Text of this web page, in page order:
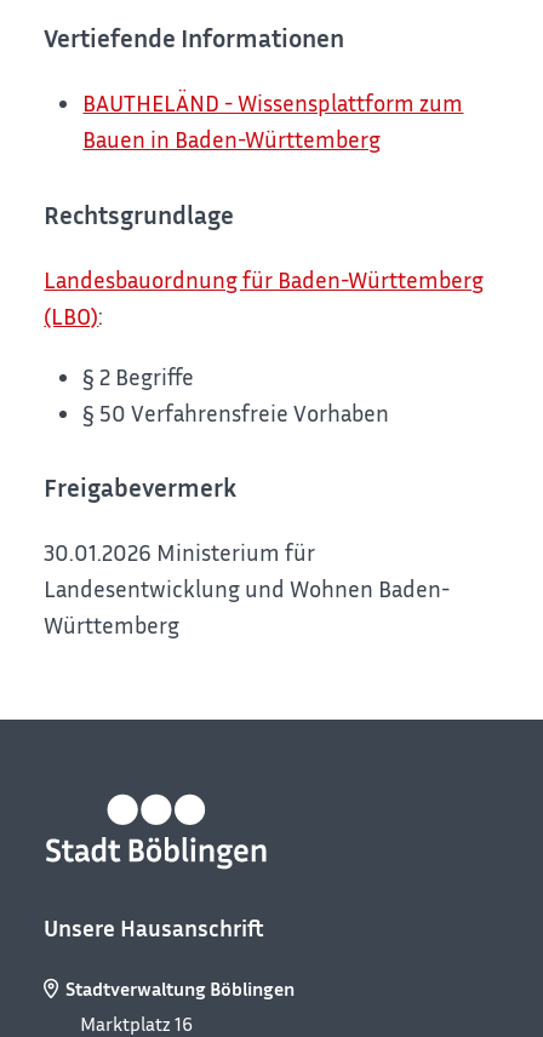
Vertiefende Informationen
BAUTHELÄND - Wissensplattform zum
Bauen in Baden-Württemberg
Rechtsgrundlage
Landesbauordnung für Baden-Württemberg
(LBO):
§ 2 Begriffe
§ 50 Verfahrensfreie Vorhaben
Freigabevermerk
30.01.2026 Ministerium für
Landesentwicklung und Wohnen Baden-
Württemberg
Unsere Hausanschrift
Stadtverwaltung Böblingen
Marktplatz 16